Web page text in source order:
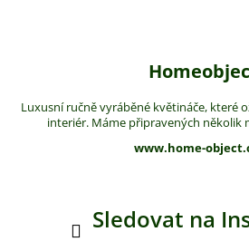
Luxusní ručně vyráběné květináče, které
interiér. Máme připravených několik
www.home-
Sledovat na